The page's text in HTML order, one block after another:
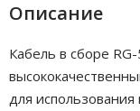
Описание
Кабель в сборе
для